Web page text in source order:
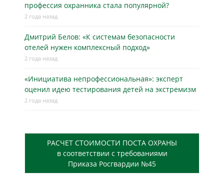
профессия охранника стала популярной?
2 года назад
Дмитрий Белов: «К системам безопасности
отелей нужен комплексный подход»
2 года назад
«Инициатива непрофессиональная»: эксперт
оценил идею тестирования детей на экстремизм
2 года назад
РАСЧЕТ СТОИМОСТИ ПОСТА ОХРАНЫ
в соответствии с требованиями
Приказа Росгвардии №45